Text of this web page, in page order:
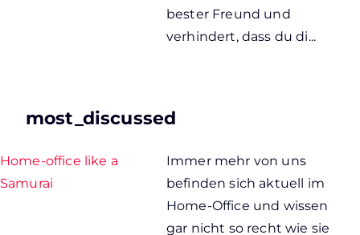
bester Freund und
verhindert, dass du di...
most_discussed
Home-office like a
Samurai
Immer mehr von uns
befinden sich aktuell im
Home-Office und wissen
gar nicht so recht wie sie